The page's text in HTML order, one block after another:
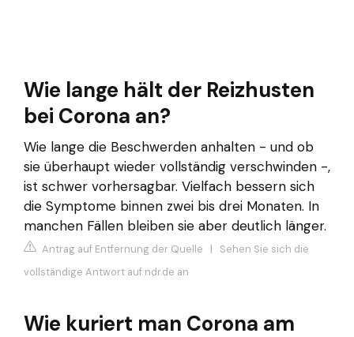
Wie lange hält der Reizhusten
bei Corona an?
Wie lange die Beschwerden anhalten - und ob
sie überhaupt wieder vollständig verschwinden -,
ist schwer vorhersagbar. Vielfach bessern sich
die Symptome binnen zwei bis drei Monaten. In
manchen Fällen bleiben sie aber deutlich länger.
Antrag auf Entfernung der Quelle | Sehen Sie sich die
vollständige Antwort auf ndr.de an
Wie kuriert man Corona am